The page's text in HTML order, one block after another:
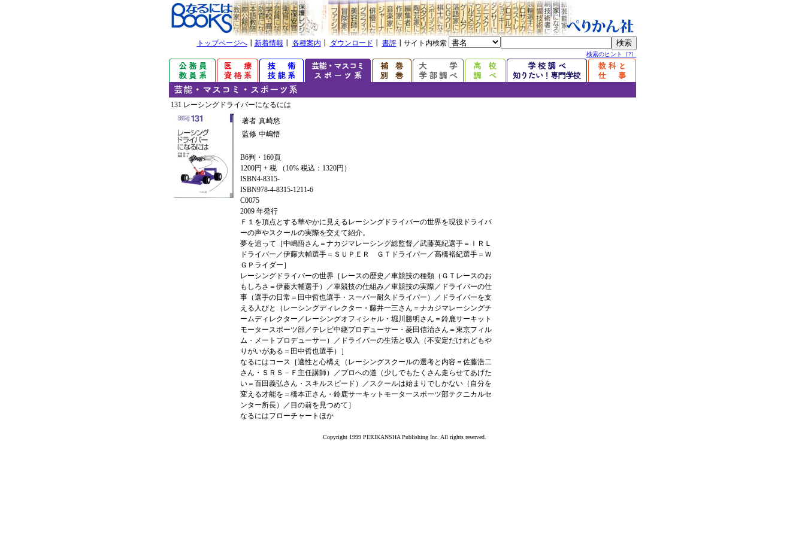
トップページへ┃ 新着情報 各種案内 ダウンロード 書評┃サイト内検索
検索のヒント［?］
131 レーシングドライバーになるには
著者 真崎悠
監修 中嶋悟
B6判・160頁
1200円 + 税 （10% 税込：1320円）
ISBN4-8315-
ISBN978-4-8315-1211-6
C0075
2009 年発行
Ｆ１を頂点とする華やかに見えるレーシングドライバーの世界を現役ドライバ
ーの声やスクールの実際を交えて紹介。
夢を追って［中嶋悟さん＝ナカジマレーシング総監督／武藤英紀選手＝ＩＲＬ
ドライバー／伊藤大輔選手＝ＳＵＰＥＲ ＧＴドライバー／高橋裕紀選手＝Ｗ
ＧＰライダー］
レーシングドライバーの世界［レースの歴史／車競技の種類（ＧＴレースのお
もしろさ＝伊藤大輔選手）／車競技の仕組み／車競技の実際／ドライバーの仕
事（選手の日常＝田中哲也選手・スーパー耐久ドライバー）／ドライバーを支
える人びと（レーシングディレクター・藤井一三さん＝ナカジマレーシングチ
ームディレクター／レーシングオフィシャル・堀川勝明さん＝鈴鹿サーキット
モータースポーツ部／テレビ中継プロデューサー・菱田信治さん＝東京フィル
ム・メートプロデューサー）／ドライバーの生活と収入（不安定だけれどもや
りがいがある＝田中哲也選手）］
なるにはコース［適性と心構え（レーシングスクールの選考と内容＝佐藤浩二
さん・ＳＲＳ－Ｆ主任講師）／プロへの道（少しでもたくさん走らせてあげた
い＝百田義弘さん・スキルスピード）／スクールは始まりでしかない（自分を
変える才能を＝橋本正さん・鈴鹿サーキットモータースポーツ部テクニカルセ
ンター所長）／目の前を見つめて］
なるにはフローチャートほか
Copyright 1999 PERIKANSHA Publishing Inc. All rights reserved.